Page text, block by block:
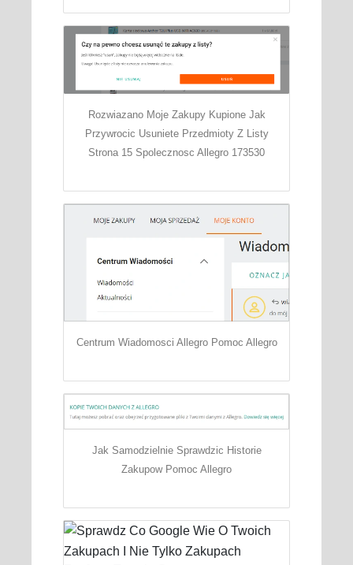
Rozwiazano Moje Zakupy Kupione Jak
Przywrocic Usuniete Przedmioty Z Listy
Strona 15 Spolecznosc Allegro 173530
Centrum Wiadomosci Allegro Pomoc Allegro
Jak Samodzielnie Sprawdzic Historie
Zakupow Pomoc Allegro